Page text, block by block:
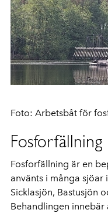
Foto: Arbetsbåt för
Fosforfällning
Fosforfällning är en
använts i många sjöar i
Sicklasjön, Bastusjön
Behandlingen innebär